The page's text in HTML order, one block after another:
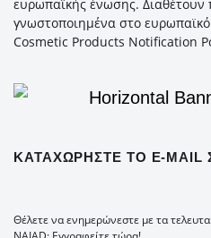
ευρωπαϊκής ένωσης. Διαθέτουν
γνωστοποιημένα στο
Cosmetic Products Notification
ΚΑΤΑΧΩΡΉΣΤΕ ΤΟ E-MAIL
Θέλετε να ενημερώνεστε με τα